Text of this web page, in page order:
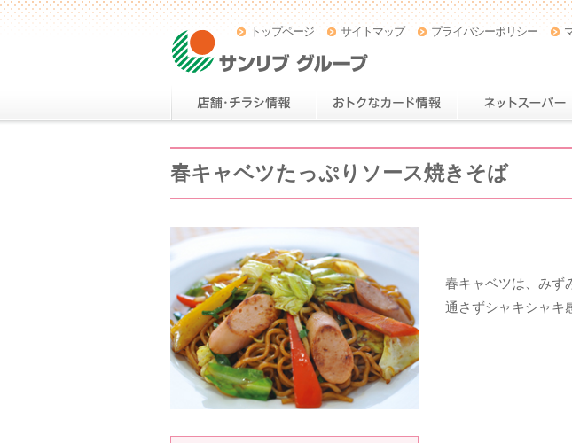
トップページ サイトマップ プライバシーポリシー
春キャベツたっぷりソース焼きそば
春キャベツは、みず
通さずシャキシャキ